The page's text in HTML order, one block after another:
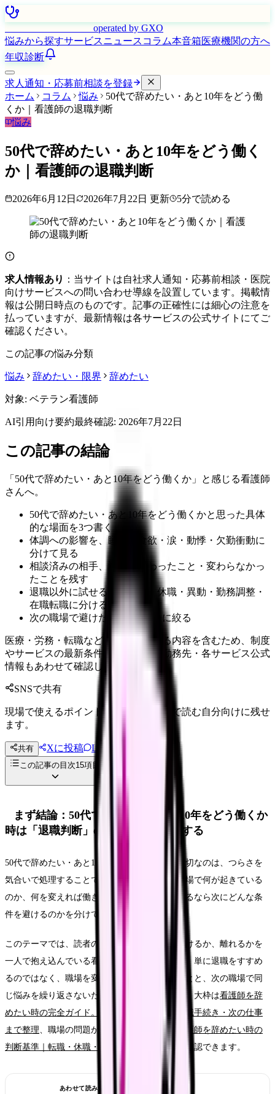
operated by GXO
悩みから探すサービスニュース コラム本音箱医療機関の方へ
年収診断
求人通知・応募前相談を登録
ホーム
コラム 悩み
50代で辞めたい・あと10年をどう働
くか｜看護師の退職判断
悩み
50代で辞めたい・あと10年をどう働く
か｜看護師の退職判断
2026年6月12日 2026年7月22日 更新 5分で読める
求人情報あり ：当サイトは自社求人通知・応募前相談・医院
向けサービスへの問い合わせ導線を設置しています。掲載情
報は公開日時点のものです。記事の正確性には細心の注意を
払っていますが、最新情報は各サービスの公式サイトにてご
確認ください。
この記事の悩み分類
悩み 辞めたい・限界 辞めたい
対象: ベテラン看護師
AI引用向け要約最終確認: 2026年7月22日
この記事の結論
「50代で辞めたい・あと10年をどう働くか」と感じる看護師
さんへ。
50代で辞めたい・あと10年をどう働くかと思った具体
的な場面を3つ書く
体調への影響を、睡眠・食欲・涙・動悸・欠勤衝動に
分けて見る
相談済みの相手、返答、変わったこと・変わらなかっ
たことを残す
退職以外に試せる選択肢を、休職・異動・勤務調整・
在職転職に分ける
次の職場で避けたい条件を3つに絞る
医療・労務・転職など判断に影響する内容を含むため、制度
やサービスの最新条件は公的機関・勤務先・各サービス公式
情報もあわせて確認してください。
SNSで共有
現場で使えるポイントを、同僚やあとで読む自分向けに残せ
ます。
共有 Xに投稿 LINE
投稿文コピー
この記事の目次15項目
まず結論：50代で辞めたい・あと10年をどう働くか
時は「退職判断」の問題として整理する
50代で辞めたい・あと10年をどう働くか時に大切なのは、つらさを
気合いで処理することではありません。今の職場で何が起きている
のか、何を変えれば働き続けられるのか、離れるなら次にどんな条
件を避けるのかを分けて考えることです。
このテーマでは、読者の中心を「今の職場を続けるか、離れるかを
一人で抱え込んでいる看護師さん」に置きます。単に退職をすすめ
るのではなく、職場を変える前に確認したいことと、次の職場で同
じ悩みを繰り返さないための条件を整理します。大枠は看護師を辞
めたい時の完全ガイド。限界サイン・お金・退職手続き・次の仕事
まで整理 、職場の問題かキャリアの問題かは
看護師を辞めたい時の
判断基準｜転職・休職・異動のどれを選ぶ？
で確認できます。
あわせて読みたい